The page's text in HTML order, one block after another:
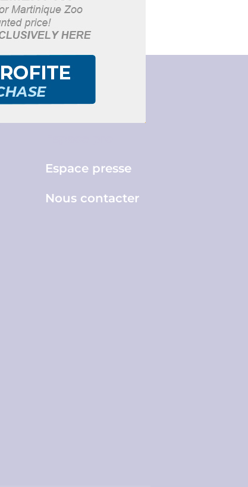
Brochures
Espace presse
Nous contacter